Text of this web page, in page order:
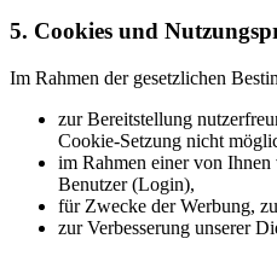
5. Cookies und
Im Rahmen der gesetzlichen
zur Bereitstellung
Cookie-Setzung nicht
im Rahmen einer von
Benutzer (Login),
für Zwecke der Werbung,
zur Verbesserung unserer